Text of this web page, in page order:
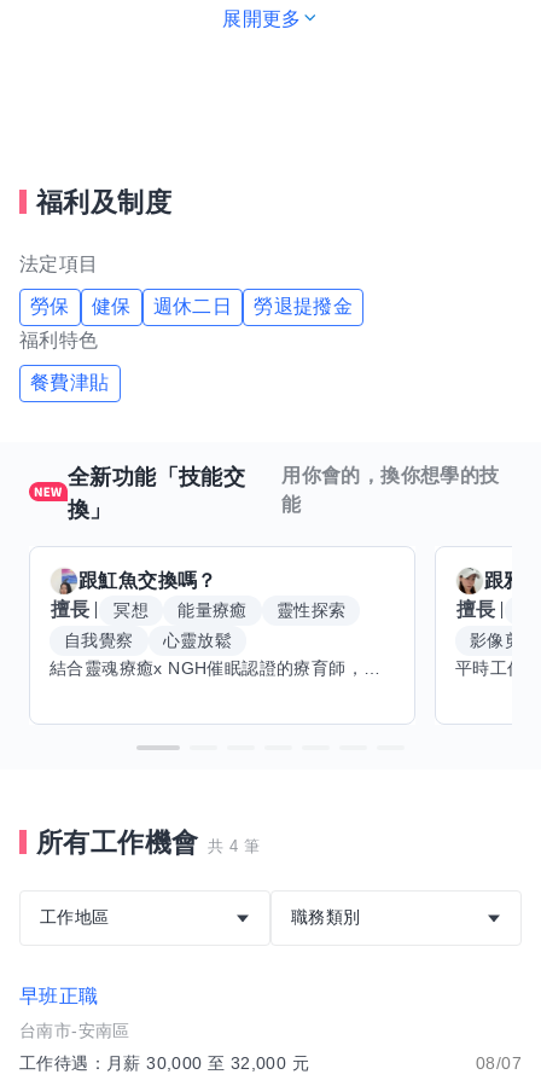
提供折扣、積分、外送、預訂等多元數位化功能。
6. **合作與聯名**：與品牌或其他企業合作推出限定商品
或促銷活動，以吸引不同客群。
7. **便利服務**：例如影印、掃描、快遞寄件、手機充
展開更多
福利及制度
法定項目
勞保 健保 週休二日
勞退提撥金
福利特色
餐費津貼
全新功能「技能交
換」
用你會的，換你想學的技
能
跟魟魚交換嗎？
擅長
冥想 能量療癒
靈性探索
自我覺察
心靈放鬆
跟雅
擅長
影像剪
所有工作機會 共 4 筆
工作地區 職務類別
早班正職
台南市-安南區
工作待遇：月薪 30,000 至 32,000 元
08/07